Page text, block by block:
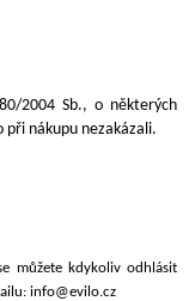
2004 Sb., o některých
při nákupu nezakázali.
můžete kdykoliv odhlásit
info@evilo.cz